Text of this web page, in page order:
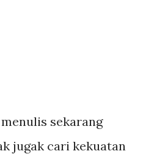
sekarang
jugak cari kekuatan